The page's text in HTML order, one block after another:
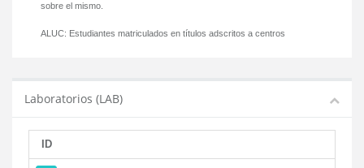
sobre el mismo.
ALUC: Estudiantes matriculados en títulos adscritos a centros
Laboratorios (LAB)
ID